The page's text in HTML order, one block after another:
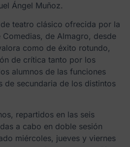
Ángel Muñoz.
teatro clásico ofrecida por la
de Almagro, desde
como de éxito rotundo,
de crítica tanto por los
alumnos de las funciones
de secundaria de los distintos
repartidos en las seis
a cabo en doble sesión
miércoles, jueves y viernes